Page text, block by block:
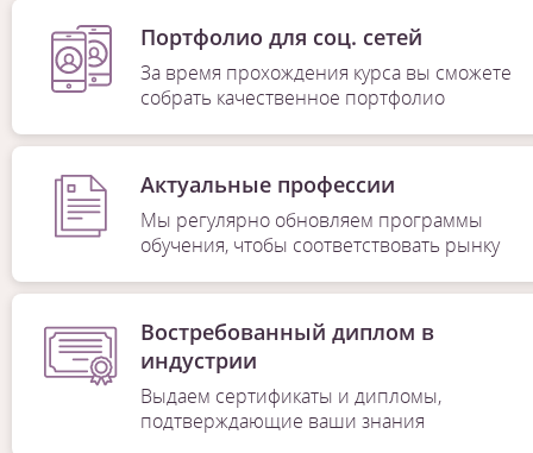
Портфолио для соц. сетей
За время прохождения курса вы сможете
собрать качественное портфолио
Актуальные профессии
Мы регулярно обновляем программы
обучения, чтобы соответствовать рынку
Востребованный диплом в
индустрии
Выдаем сертификаты и дипломы,
подтверждающие ваши знания